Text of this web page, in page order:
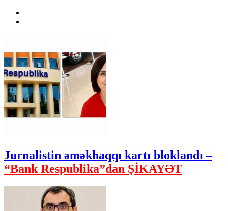
Jurnalistin əməkhaqqı kartı bloklandı –
“Bank Respublika”dan ŞİKAYƏT